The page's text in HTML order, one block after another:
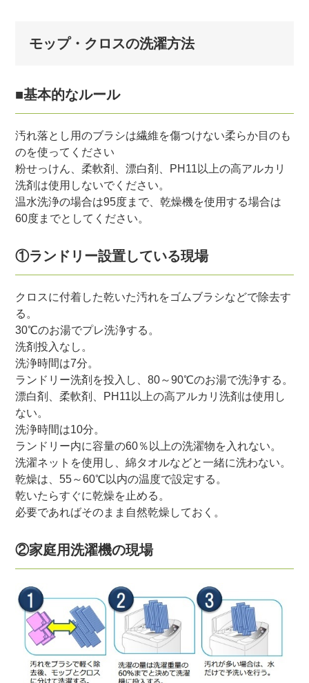
モップ・クロスの洗濯方法
■基本的なルール
汚れ落とし用のブラシは繊維を傷つけない柔らか目のも
のを使ってください
粉せっけん、柔軟剤、漂白剤、PH11以上の高アルカリ
洗剤は使用しないでください。
温水洗浄の場合は95度まで、乾燥機を使用する場合は
60度までとしてください。
①ランドリー設置している現場
クロスに付着した乾いた汚れをゴムブラシなどで除去す
る。
30℃のお湯でプレ洗浄する。
洗剤投入なし。
洗浄時間は7分。
ランドリー洗剤を投入し、80～90℃のお湯で洗浄する。
漂白剤、柔軟剤、PH11以上の高アルカリ洗剤は使用し
ない。
洗浄時間は10分。
ランドリー内に容量の60％以上の洗濯物を入れない。
洗濯ネットを使用し、綿タオルなどと一緒に洗わない。
乾燥は、55～60℃以内の温度で設定する。
乾いたらすぐに乾燥を止める。
必要であればそのまま自然乾燥しておく。
②家庭用洗濯機の現場